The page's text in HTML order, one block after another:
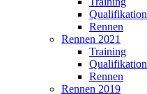
Qualifikation
Rennen
Rennen 2021
Training
Qualifikation
Rennen
Rennen 2019